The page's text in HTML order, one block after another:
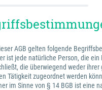
AGB gelten folgende
ist jede natürliche Person, die ein
die überwiegend weder ihrer
Tätigkeit zugeordnet werden
im Sinne von § 14 BGB ist eine